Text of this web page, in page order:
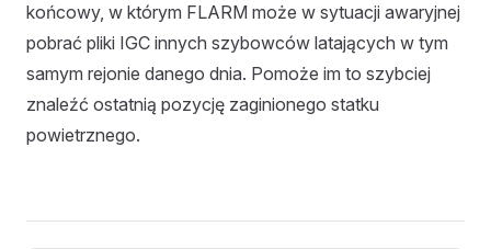
końcowy, w którym FLARM może w sytuacji awaryjnej
pobrać pliki IGC innych szybowców latających w tym
samym rejonie danego dnia. Pomoże im to szybciej
znaleźć ostatnią pozycję zaginionego statku
powietrznego.